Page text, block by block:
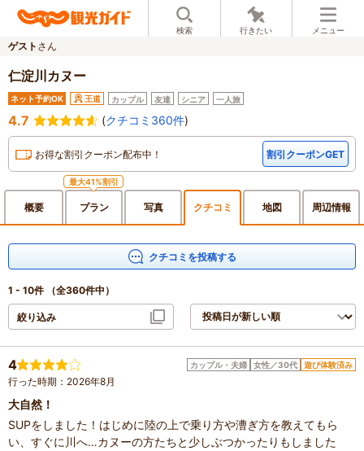
検索 行きたい メニュー
ゲスト さん
仁淀川カヌー
ネット予約OK 王道 カップル 友達 シニア 一人旅
4.7 (クチコミ360件)
お得な割引クーポン配布中！ 割引クーポンGET
概要
最大41%割引
プラン 写真 クチコミ 地図 周辺情報
クチコミを投稿する
1 - 10件 （全360件中）
絞り込み
4 カップル・夫婦 女性／30代 遊び体験済み
行った時期：2026年8月
大自然！
SUPをしました！はじめに陸の上で乗り方や漕ぎ方を教えてもら
い、すぐに川へ…カヌーの方たちと少しぶつかったりもしました